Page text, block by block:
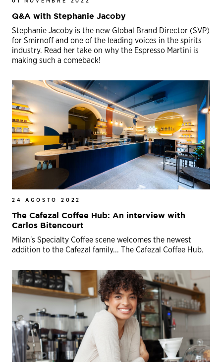
Q&A with Stephanie Jacoby
Stephanie Jacoby is the new Global Brand Director (SVP)
for Smirnoff and one of the leading voices in the spirits
industry. Read her take on why the Espresso Martini is
making such a comeback!
24 AGOSTO 2022
The Cafezal Coffee Hub: An interview with
Carlos Bitencourt
Milan's Specialty Coffee scene welcomes the newest
addition to the Cafezal family... The Cafezal Coffee Hub.